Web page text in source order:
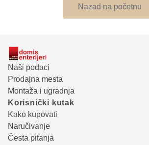
Nazad na početnu
Naši podaci
Prodajna mesta
Montaža i ugradnja
Korisnički kutak
Kako kupovati
Naručivanje
Česta pitanja